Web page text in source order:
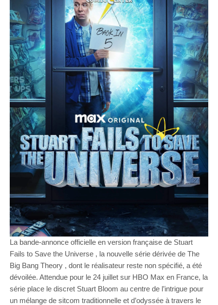
La bande-annonce officielle en version française de Stuart
Fails to Save the Universe , la nouvelle série dérivée de The
Big Bang Theory , dont le réalisateur reste non spécifié, a été
dévoilée. Attendue pour le 24 juillet sur HBO Max en France, la
série place le discret Stuart Bloom au centre de l’intrigue pour
un mélange de sitcom traditionnelle et d’odyssée à travers le